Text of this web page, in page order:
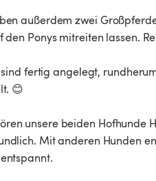
außerdem zwei
den Ponys mitreiten lassen.
fertig angelegt,
😊
unsere beiden Hofhunde
Mit anderen Hunden